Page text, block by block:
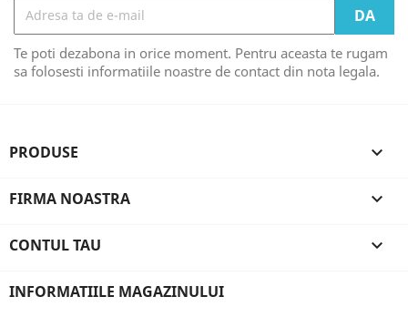
Te poti dezabona in orice moment. Pentru aceasta te rugam
sa folosesti informatiile noastre de contact din nota legala.
PRODUSE 
FIRMA NOASTRA 
CONTUL TAU 
INFORMATIILE MAGAZINULUI